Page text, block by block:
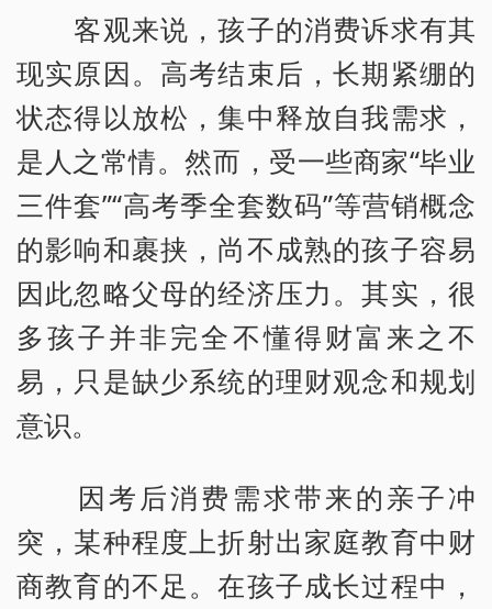
客观来说，孩子的消费诉求有其
现实原因。高考结束后，长期紧绷的
状态得以放松，集中释放自我需求，
是人之常情。然而，受一些商家“毕业
三件套”“高考季全套数码”等营销概念
的影响和裹挟，尚不成熟的孩子容易
因此忽略父母的经济压力。其实，很
多孩子并非完全不懂得财富来之不
易，只是缺少系统的理财观念和规划
意识。
因考后消费需求带来的亲子冲
突，某种程度上折射出家庭教育中财
商教育的不足。在孩子成长过程中，